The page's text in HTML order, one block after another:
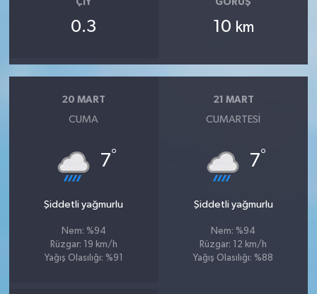
ÇIY
0.3
GÖRÜŞ
10 km
20 MART
CUMA
7°
Şiddetli yağmurlu
Nem: %94
Rüzgar: 19 km/h
Yağış Olasılığı: %91
21 MART
CUMARTESI
7°
Şiddetli yağmurlu
Nem: %94
Rüzgar: 12 km/h
Yağış Olasılığı: %88